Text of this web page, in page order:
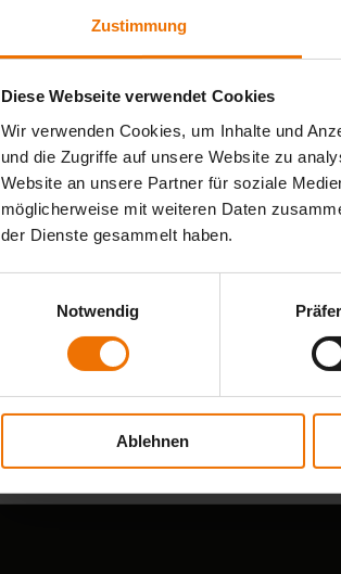
Zustimmung
Diese Webseite verwendet Cookies
Wir verwenden Cookies, um Inhalte und
und die Zugriffe auf unsere Website zu
Website an unsere Partner für soziale
möglicherweise mit weiteren Daten
der Dienste gesammelt haben.
Notwendig
Ablehnen